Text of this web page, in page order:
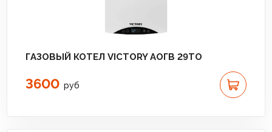
ГАЗОВЫЙ КОТЕЛ VICTORY АОГВ 29TO
3600 руб